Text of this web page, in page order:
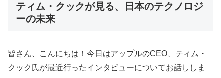
ティム・クックが見る、日本のテクノロジ
ーの未来
皆さん、こんにちは！今日はアップルのCEO、ティム・
クック氏が最近行ったインタビューについてお話ししま